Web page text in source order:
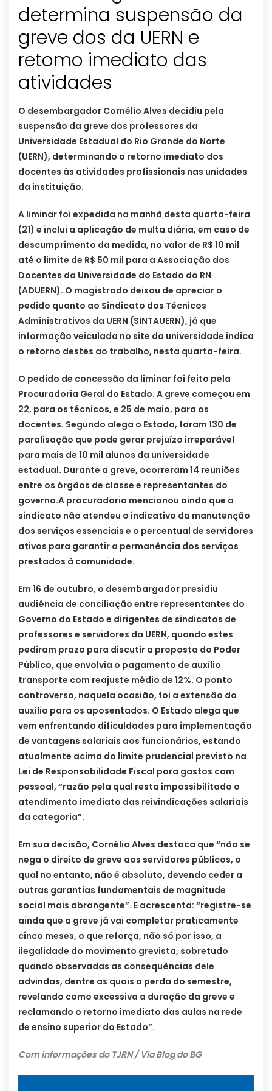
determina suspensão da
greve dos da UERN e
retomo imediato das
atividades
O desembargador Cornélio Alves decidiu pela
suspensão da greve dos professores da
Universidade Estadual do Rio Grande do Norte
(UERN), determinando o retorno imediato dos
docentes às atividades profissionais nas unidades
da instituição.
A liminar foi expedida na manhã desta quarta-feira
(21) e inclui a aplicação de multa diária, em caso de
descumprimento da medida, no valor de R$ 10 mil
até o limite de R$ 50 mil para a Associação dos
Docentes da Universidade do Estado do RN
(ADUERN). O magistrado deixou de apreciar o
pedido quanto ao Sindicato dos Técnicos
Administrativos da UERN (SINTAUERN), já que
informação veiculada no site da universidade indica
o retorno destes ao trabalho, nesta quarta-feira.
O pedido de concessão da liminar foi feito pela
Procuradoria Geral do Estado. A greve começou em
22, para os técnicos, e 25 de maio, para os
docentes. Segundo alega o Estado, foram 130 de
paralisação que pode gerar prejuízo irreparável
para mais de 10 mil alunos da universidade
estadual. Durante a greve, ocorreram 14 reuniões
entre os órgãos de classe e representantes do
governo.A procuradoria mencionou ainda que o
sindicato não atendeu o indicativo da manutenção
dos serviços essenciais e o percentual de servidores
ativos para garantir a permanência dos serviços
prestados à comunidade.
Em 16 de outubro, o desembargador presidiu
audiência de conciliação entre representantes do
Governo do Estado e dirigentes de sindicatos de
professores e servidores da UERN, quando estes
pediram prazo para discutir a proposta do Poder
Público, que envolvia o pagamento de auxílio
transporte com reajuste médio de 12%. O ponto
controverso, naquela ocasião, foi a extensão do
auxílio para os aposentados. O Estado alega que
vem enfrentando dificuldades para implementação
de vantagens salariais aos funcionários, estando
atualmente acima do limite prudencial previsto na
Lei de Responsabilidade Fiscal para gastos com
pessoal, “razão pela qual resta impossibilitado o
atendimento imediato das reivindicações salariais
da categoria”.
Em sua decisão, Cornélio Alves destaca que “não se
nega o direito de greve aos servidores públicos, o
qual no entanto, não é absoluto, devendo ceder a
outras garantias fundamentais de magnitude
social mais abrangente”. E acrescenta: “registre-se
ainda que a greve já vai completar praticamente
cinco meses, o que reforça, não só por isso, a
ilegalidade do movimento grevista, sobretudo
quando observadas as consequências dele
advindas, dentre as quais a perda do semestre,
revelando como excessiva a duração da greve e
reclamando o retorno imediato das aulas na rede
de ensino superior do Estado”.
Com informações do TJRN / Via Blog do BG